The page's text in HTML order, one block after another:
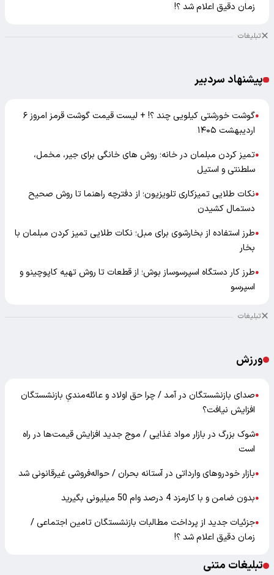
زمان دقیق اعلام شد ؟!
تبلیغات
پیشنهاد سردبیر
●
گوشت خورشتی کیلویی چند ؟! + لیست قیمت گوشت قرمز امروز ۶
اردیبهشت ۱۴۰۵
●تمیز کردن مبلمان در خانه؛ روش های خانگی برای جیر، مخمل،
سلطنتی و استیل
●نکات طلایی تمیزکاری تلویزیون؛ از دفترچه راهنما تا روش صحیح
دستمال کشیدن
●طرز استفاده از بخارشوی برای مبل؛ نکات طلایی تمیز کردن مبلمان با
بخار
●طرز کار دستگاه اسپرسوساز بوش؛ از قطعات تا روش تهیه کاپوچینو و
اسپرسو
تبلیغات
ورزش
●صدای بازنشستگان در آمد / چرا حق اولاد و عائله‌مندیِ بازنشستگان
افزایش نیافت؟
●شوک بزرگ در بازار مواد غذایی / موج جدید افزایش قیمت‌ها در راه
است
●بازار خودرو‌های وارداتی در آستانه بحران / حواله‌فروشی غیرقانونی شد
●بدون ضامن و با کارمزد 4 درصد وام 50 میلیونی بگیرید
●جزئیات جدید از پرداخت مطالبات بازنشستگان تامین اجتماعی /
زمان دقیق اعلام شد ؟!
تبلیغات متنی